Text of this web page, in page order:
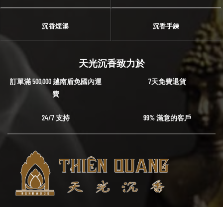
沉香煙瀑 沉香手鍊
天光沉香致力於
訂單滿 500,000 越南盾免國內運
費
7天免費退貨
24/7 支持 99% 滿意的客戶